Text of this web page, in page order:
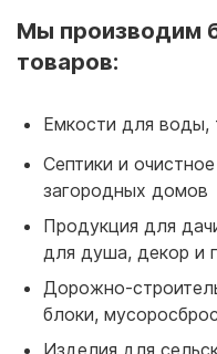
Мы производим
товаров:
Емкости для воды,
Септики и
загородных домов
Продукция для
для душа, декор и
Дорожно-
блоки,
Изделия для